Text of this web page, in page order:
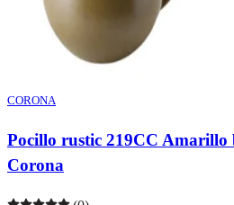
CORONA
Pocillo rustic 219CC
Corona